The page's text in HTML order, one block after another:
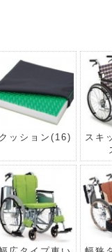
クッション (16)
スキ